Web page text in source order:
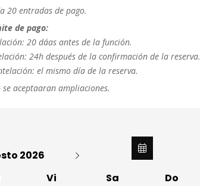
20 entradas de pago.
de pago:
20 dáas antes de la función.
24h después de la confirmación de la reserva.
el mismo día de la reserva.
aceptaaran ampliaciones.
2026
Vi Sa Do